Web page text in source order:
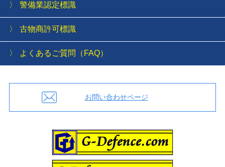
警備業認定標識
古物商許可標識
よくあるご質問（FAQ）
お問い合わせページ